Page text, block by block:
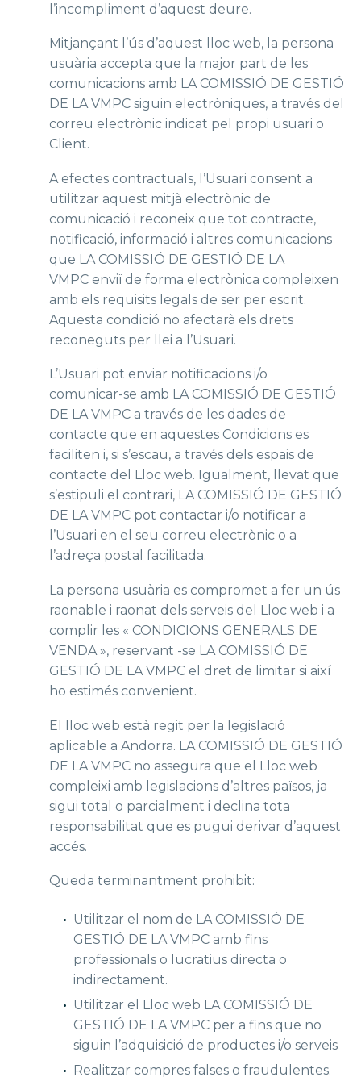
l’incompliment d’aquest deure.
Mitjançant l’ús d’aquest lloc web, la persona
usuària accepta que la major part de les
comunicacions amb LA COMISSIÓ DE GESTIÓ
DE LA VMPC siguin electròniques, a través del
correu electrònic indicat pel propi usuari o
Client.
A efectes contractuals, l’Usuari consent a
utilitzar aquest mitjà electrònic de
comunicació i reconeix que tot contracte,
notificació, informació i altres comunicacions
que LA COMISSIÓ DE GESTIÓ DE LA
VMPC enviï de forma electrònica compleixen
amb els requisits legals de ser per escrit.
Aquesta condició no afectarà els drets
reconeguts per llei a l’Usuari.
L’Usuari pot enviar notificacions i/o
comunicar-se amb LA COMISSIÓ DE GESTIÓ
DE LA VMPC a través de les dades de
contacte que en aquestes Condicions es
faciliten i, si s’escau, a través dels espais de
contacte del Lloc web. Igualment, llevat que
s’estipuli el contrari, LA COMISSIÓ DE GESTIÓ
DE LA VMPC pot contactar i/o notificar a
l’Usuari en el seu correu electrònic o a
l’adreça postal facilitada.
La persona usuària es compromet a fer un ús
raonable i raonat dels serveis del Lloc web i a
complir les « CONDICIONS GENERALS DE
VENDA », reservant -se LA COMISSIÓ DE
GESTIÓ DE LA VMPC el dret de limitar si així
ho estimés convenient.
El lloc web està regit per la legislació
aplicable a Andorra. LA COMISSIÓ DE GESTIÓ
DE LA VMPC no assegura que el Lloc web
compleixi amb legislacions d’altres països, ja
sigui total o parcialment i declina tota
responsabilitat que es pugui derivar d’aquest
accés.
Queda terminantment prohibit:
Utilitzar el nom de LA COMISSIÓ DE
GESTIÓ DE LA VMPC amb fins
professionals o lucratius directa o
indirectament.
Utilitzar el Lloc web LA COMISSIÓ DE
GESTIÓ DE LA VMPC per a fins que no
siguin l’adquisició de productes i/o serveis
Realitzar compres falses o fraudulentes.